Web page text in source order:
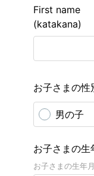
First name
(katakana)
お子さまの性
男の子
お子さまの生
お子さまの生年